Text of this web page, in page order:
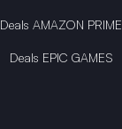
Deals AMAZON PRIME
Deals EPIC GAMES